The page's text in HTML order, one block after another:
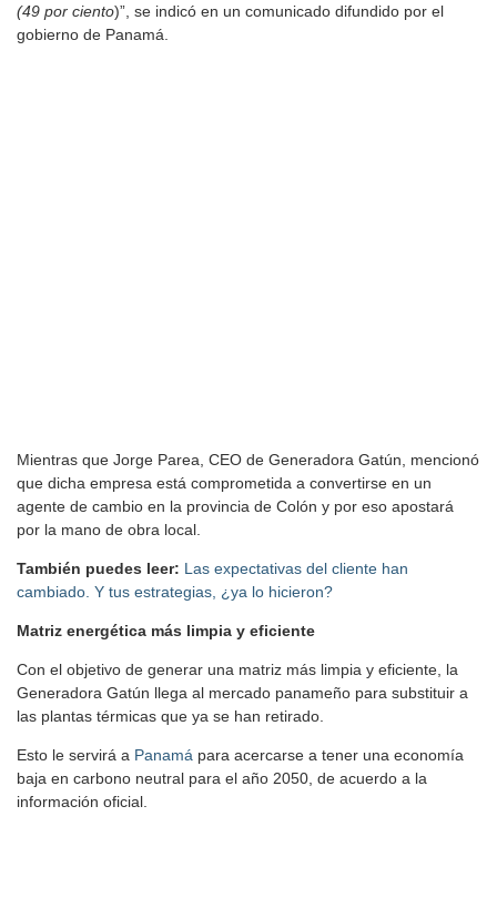
(49 por ciento)”, se indicó en un comunicado difundido por el
gobierno de Panamá.
Mientras que Jorge Parea, CEO de Generadora Gatún, mencionó
que dicha empresa está comprometida a convertirse en un
agente de cambio en la provincia de Colón y por eso apostará
por la mano de obra local.
También puedes leer: Las expectativas del cliente han
cambiado. Y tus estrategias, ¿ya lo hicieron?
Matriz energética más limpia y eficiente
Con el objetivo de generar una matriz más limpia y eficiente, la
Generadora Gatún llega al mercado panameño para substituir a
las plantas térmicas que ya se han retirado.
Esto le servirá a Panamá para acercarse a tener una economía
baja en carbono neutral para el año 2050, de acuerdo a la
información oficial.